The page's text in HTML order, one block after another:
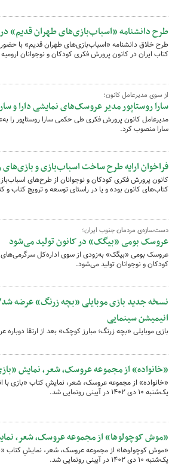
طرح دانشنامه «اسباب‌بازی‌های طهران قدیم» در
طرح خلاق دانشنامه «اسباب‌بازی‌های طهران قدیم» با
کتاب ایران در کانون پرورش فکری کودکان و نوجوانان
از سوی مدیرعامل کانون؛
سارا روستاپور مدیر عروسک‌های نمایشی دارا و
مدیرعامل کانون پرورش فکری طی حکمی سارا روستاپور را
سارا منصوب کرد.
فراخوان ارایه طرح ساخت اسباب‌بازی و بازی‌های
کانون پرورش فکری کودکان و نوجوانان از طرح‌های
کتاب‌های کانون بوده و یا در راستای توسعه و ترویج کتاب و
دست‌سازه‌ی مردمان جنوب ایران؛
عروسک‌ بومی «بیگک» در کانون تولید می‌شود
عروسک‌ بومی «بیگک» به‌زودی از سوی اداره‌کل سرگرمی‌های
کودکان و نوجوانان تولید می‌شود.
نسخه جدید بازی موبایلی «بچه زرنگ» عرضه
انیمیشن سینمایی
بازی موبایلی «بچه زرنگ؛ مبارز کوچک» بعد از ارتقا
«خانواده» از مجموعه عروسک، شعر، نمایش
«خانواده» از مجموعه عروسک، شعر، نمایشِ کتاب «بازی
یک‌شنبه ۱۰ دی ۱۴۰۲ در آیینی رونمایی شد.
«موش کوچولوها» از مجموعه عروسک، شعر،
«موش کوچولوها» از مجموعه عروسک، شعر، نمایشِ کتاب
یک‌شنبه ۱۰ دی ۱۴۰۲ در آیینی رونمایی شد.